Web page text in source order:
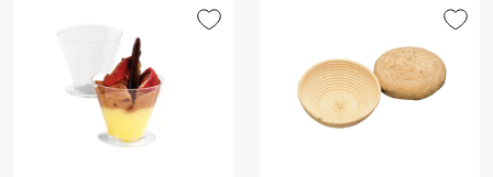
Arbetskläder
Plåtbyte